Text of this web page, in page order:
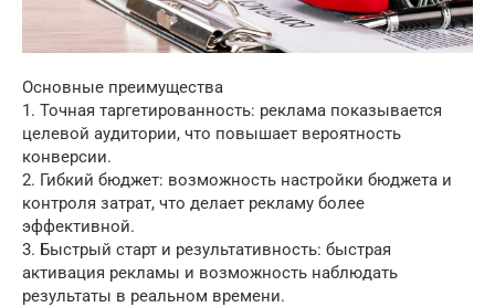
Основные преимущества
1. Точная таргетированность: реклама показывается
целевой аудитории, что повышает вероятность
конверсии.
2. Гибкий бюджет: возможность настройки бюджета и
контроля затрат, что делает рекламу более
эффективной.
3. Быстрый старт и результативность: быстрая
активация рекламы и возможность наблюдать
результаты в реальном времени.